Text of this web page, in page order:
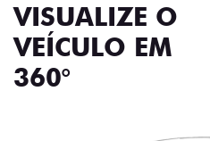
VISUALIZE O
VEÍCULO EM
360°